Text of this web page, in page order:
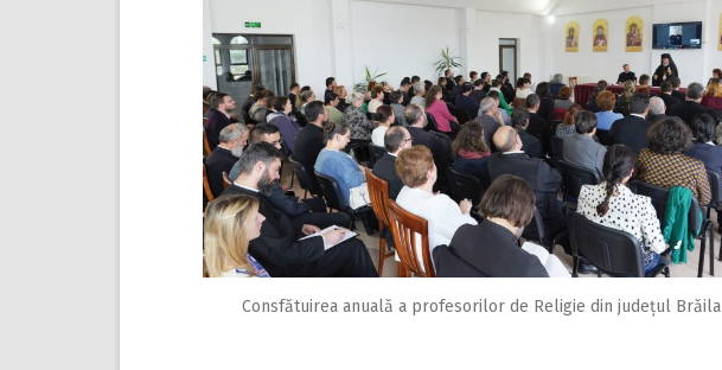
Consfătuirea anuală a profesorilor de Religie din județul Brăila